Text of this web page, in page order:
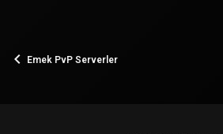
Emek PvP Serverler